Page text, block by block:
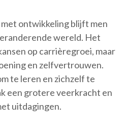
ontwikkeling blijft men
wereld. Het
op carrièregroei, maar
en zelfvertrouwen.
te leren en zichzelf te
een grotere veerkracht en
uitdagingen.